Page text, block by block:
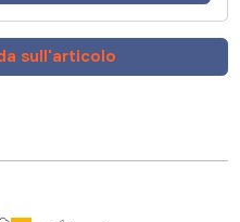
sull'articolo